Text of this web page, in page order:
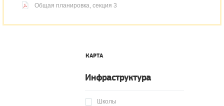
Общая планировка, секция 3
КАРТА
Инфраструктура
Школы